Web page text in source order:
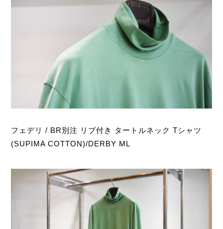
フェデリ / BR別注 リブ付き タートルネック Tシャツ
(SUPIMA COTTON)/DERBY ML